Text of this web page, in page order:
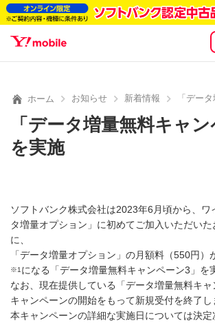
SEARCH
ホーム お知らせ 新着情報 「デー
「データ増量無料キャン
を実施
ソフトバンク株式会社は2023年6月頃から、ワ
タ増量オプション」に初めてご加入いただいた
に、
「データ増量オプション」の月額料（550円）
※1 になる「データ増量無料キャンペーン3」を
なお、現在提供している「データ増量無料キ
キャンペーンの開始をもって新規受付を終了し
本キャンペーンの詳細な実施日については決定